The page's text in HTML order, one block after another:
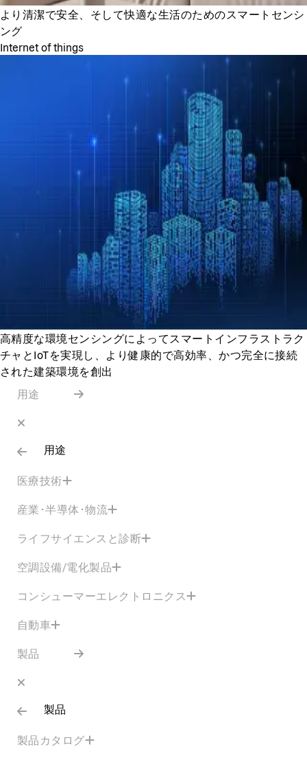
より清潔で安全、そして快適な生活のためのスマートセンシ
ング
Internet of things
高精度な環境センシングによってスマートインフラストラク
チャとIoTを実現し、より健康的で高効率、かつ完全に接続
された建築環境を創出
用途
用途
医療技術
産業･半導体･物流
ライフサイエンスと診断
空調設備/電化製品
コンシューマーエレクトロニクス
自動車
製品
製品
製品カタログ